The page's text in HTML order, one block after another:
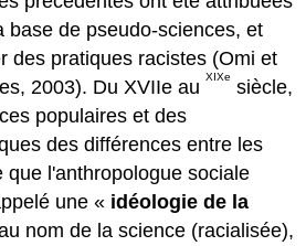
base de pseudo-sciences, et
des pratiques racistes (Omi et
2003). Du XVIIe auXIXe siècle,
populaires et des
des différences entre les
que l'anthropologue sociale
une « idéologie de la
nom de la science (racialisée),